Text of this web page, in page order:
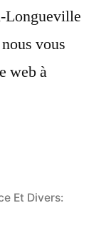
Longueville
vous
web à
Et Divers: